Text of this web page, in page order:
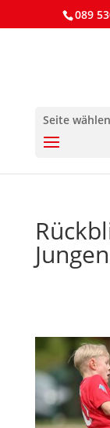
089
Seite wählen